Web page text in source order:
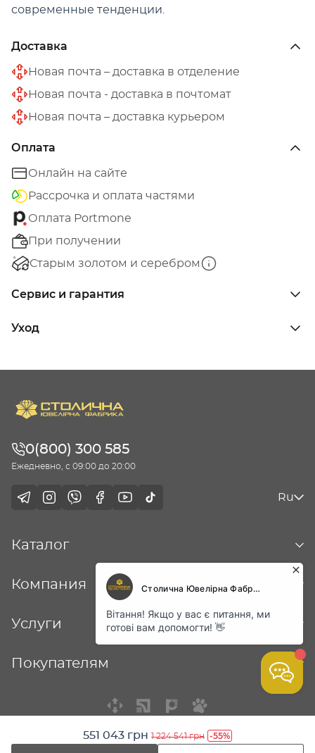
551 043 грн 1 224 541 грн -55%
современные тенденции.
Доставка
Новая почта – доставка в отделение
Новая почта - доставка в почтомат
Новая почта – доставка курьером
Оплата
Онлайн на сайте
Рассрочка и оплата частями
Оплата Portmone
При получении
Старым золотом и серебром
Сервис и гарантия
Уход
0(800) 300 585
Ежедневно, с 09:00 до 20:00
Ru
Каталог
Компания
Услуги
Покупателям